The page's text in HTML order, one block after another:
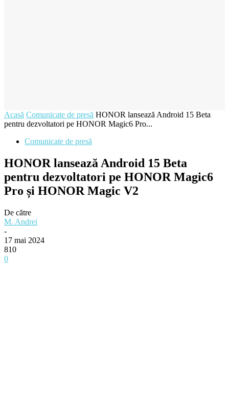
Acasă Comunicate de presă HONOR lansează Android 15 Beta
pentru dezvoltatori pe HONOR Magic6 Pro...
Comunicate de presă
HONOR lansează Android 15 Beta
pentru dezvoltatori pe HONOR Magic6
Pro și HONOR Magic V2
De către
M. Andrei
-
17 mai 2024
810
0